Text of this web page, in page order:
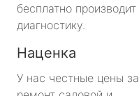
бесплатно производит
диагностику.
Наценка
У нас честные цены за